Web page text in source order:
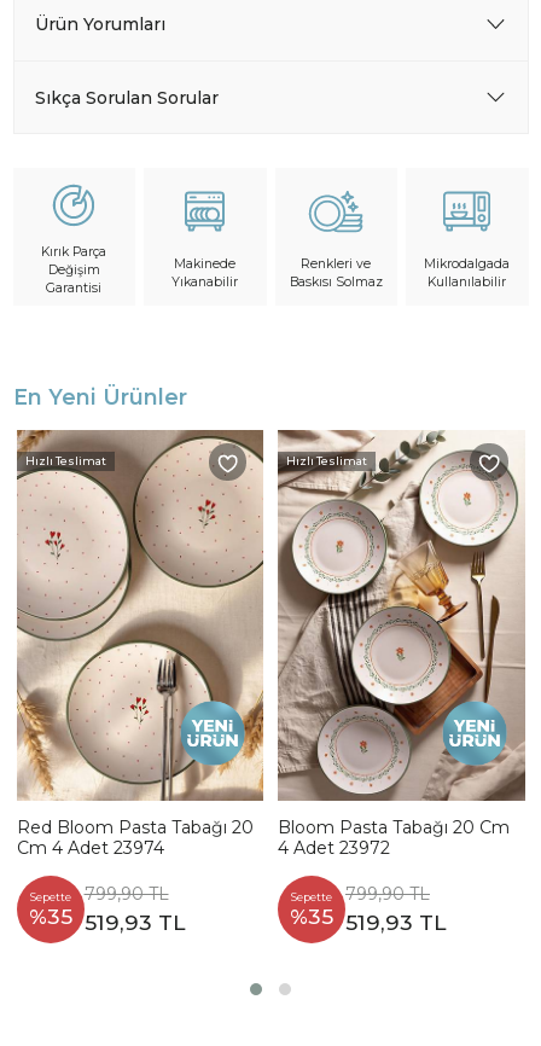
Ürün Yorumları
Sıkça Sorulan Sorular
Kırık Parça
Değişim
Garantisi
Makinede
Yıkanabilir
Renkleri ve
Baskısı Solmaz
Mikrodalgada
Kullanılabilir
En Yeni Ürünler
Hızlı Teslimat
Red Bloom Pasta Tabağı 20
Cm 4 Adet 23974
Sepette
%35
799,90 TL
519,93 TL
Hızlı Teslimat
Bloom Pasta Tabağı 20 Cm
4 Adet 23972
Sepette
%35
799,90 TL
519,93 TL